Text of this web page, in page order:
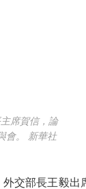
席賀信，論
會。 新華社
交部長王毅出